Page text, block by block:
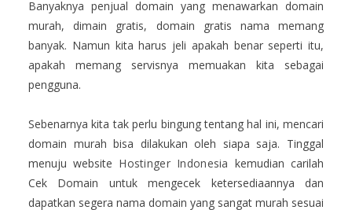
Banyaknya penjual domain yang menawarkan domain
murah, dimain gratis, domain gratis nama memang
banyak. Namun kita harus jeli apakah benar seperti itu,
apakah memang servisnya memuakan kita sebagai
pengguna.
Sebenarnya kita tak perlu bingung tentang hal ini, mencari
domain murah bisa dilakukan oleh siapa saja. Tinggal
menuju website Hostinger Indonesia kemudian carilah
Cek Domain untuk mengecek ketersediaannya dan
dapatkan segera nama domain yang sangat murah sesuai